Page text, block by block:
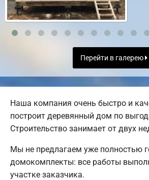
Перейти в галерею
Наша компания очень быстро и
построит деревянный дом по
Строительство занимает от двух
Мы не предлагаем уже полностью
домокомплекты: все работы
участке заказчика.